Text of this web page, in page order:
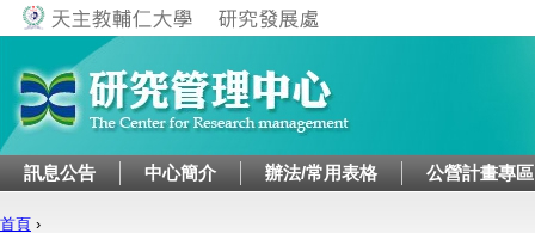
Jump to navigation
訊息公告 中心簡介 辦法/常用表格 公營計畫專區
首頁 ›